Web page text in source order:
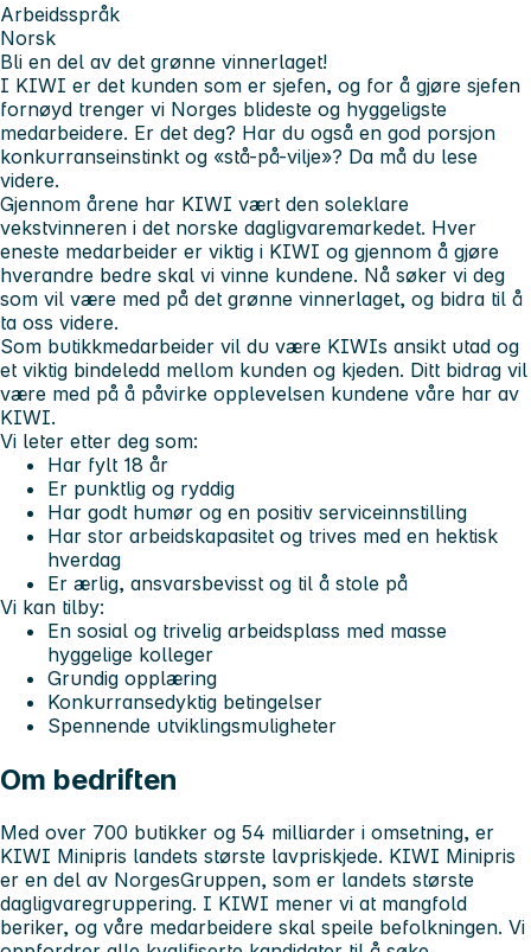
Arbeidsspråk
Norsk
Bli en del av det grønne vinnerlaget!
I KIWI er det kunden som er sjefen, og for å gjøre sjefen
fornøyd trenger vi Norges blideste og hyggeligste
medarbeidere. Er det deg? Har du også en god porsjon
konkurranseinstinkt og «stå-på-vilje»? Da må du lese
videre.
Gjennom årene har KIWI vært den soleklare
vekstvinneren i det norske dagligvaremarkedet. Hver
eneste medarbeider er viktig i KIWI og gjennom å gjøre
hverandre bedre skal vi vinne kundene. Nå søker vi deg
som vil være med på det grønne vinnerlaget, og bidra til å
ta oss videre.
Som butikkmedarbeider vil du være KIWIs ansikt utad og
et viktig bindeledd mellom kunden og kjeden. Ditt bidrag vil
være med på å påvirke opplevelsen kundene våre har av
KIWI.
Vi leter etter deg som:
Har fylt 18 år
Er punktlig og ryddig
Har godt humør og en positiv serviceinnstilling
Har stor arbeidskapasitet og trives med en hektisk
hverdag
Er ærlig, ansvarsbevisst og til å stole på
Vi kan tilby:
En sosial og trivelig arbeidsplass med masse
hyggelige kolleger
Grundig opplæring
Konkurransedyktig betingelser
Spennende utviklingsmuligheter
Om bedriften
Med over 700 butikker og 54 milliarder i omsetning, er
KIWI Minipris landets største lavpriskjede. KIWI Minipris
er en del av NorgesGruppen, som er landets største
dagligvaregruppering. I KIWI mener vi at mangfold
beriker, og våre medarbeidere skal speile befolkningen. Vi